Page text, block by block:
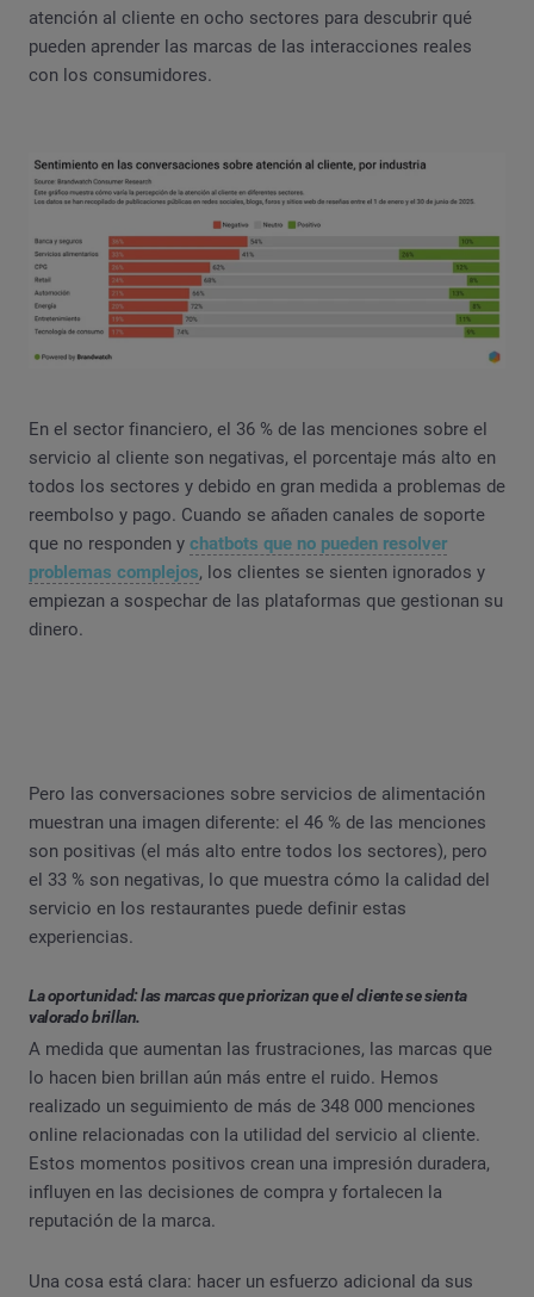
atención al cliente en ocho sectores para descubrir qué
pueden aprender las marcas de las interacciones reales
con los consumidores.
En el sector financiero, el 36 % de las menciones sobre el
servicio al cliente son negativas, el porcentaje más alto en
todos los sectores y debido en gran medida a problemas de
reembolso y pago. Cuando se añaden canales de soporte
que no responden y chatbots que no pueden resolver
problemas complejos, los clientes se sienten ignorados y
empiezan a sospechar de las plataformas que gestionan su
dinero.
Pero las conversaciones sobre servicios de alimentación
muestran una imagen diferente: el 46 % de las menciones
son positivas (el más alto entre todos los sectores), pero
el 33 % son negativas, lo que muestra cómo la calidad del
servicio en los restaurantes puede definir estas
experiencias.
La oportunidad: las marcas que priorizan que el cliente se sienta
valorado brillan.
A medida que aumentan las frustraciones, las marcas que
lo hacen bien brillan aún más entre el ruido. Hemos
realizado un seguimiento de más de 348 000 menciones
online relacionadas con la utilidad del servicio al cliente.
Estos momentos positivos crean una impresión duradera,
influyen en las decisiones de compra y fortalecen la
reputación de la marca.
Una cosa está clara: hacer un esfuerzo adicional da sus